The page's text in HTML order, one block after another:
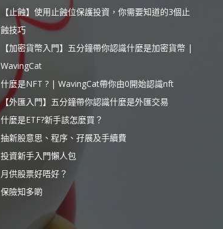
【止蝕】使用止蝕位保護投資，你需要知道的3個止
蝕技巧
【加密貨幣入門】五分鐘帶你認識什麼是加密貨幣 |
WavingCat
什麼是NFT ? | WavingCat帶你由0開始認識nft
【外匯入門】五分鐘帶你認識什麼是外匯交易
什麼是ETF?新手該怎麼買？
抽新股意思、程序、孖展及手續費
投資新手入門懶人包
月供股票好唔好？
保險知多啲